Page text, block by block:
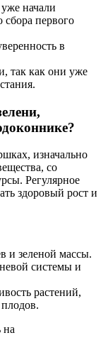
начали
сбора первого
в
так как они уже
изначально
со
Регулярное
здоровый рост и
и зеленой массы.
системы и
растений,